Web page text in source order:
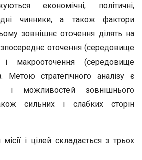
економічні, політичні,
чинники, а також фактори
зовнішнє оточення ділять на
оточення (середовище
макрооточення (середовище
Метою стратегічного аналізу є
і можливостей зовнішнього
сильних і слабких сторін
і цілей складається з трьох